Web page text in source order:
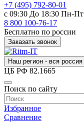
+7 (495) 792-80-01
с 09:30 До 18:30 Пн-Пт
8 800 100-76-17
Бесплатно по россии
Заказать звонок
Наш регион - вся россия
ЦБ РФ 82.1665
Поиск по сайту
Избранное
Сравнение